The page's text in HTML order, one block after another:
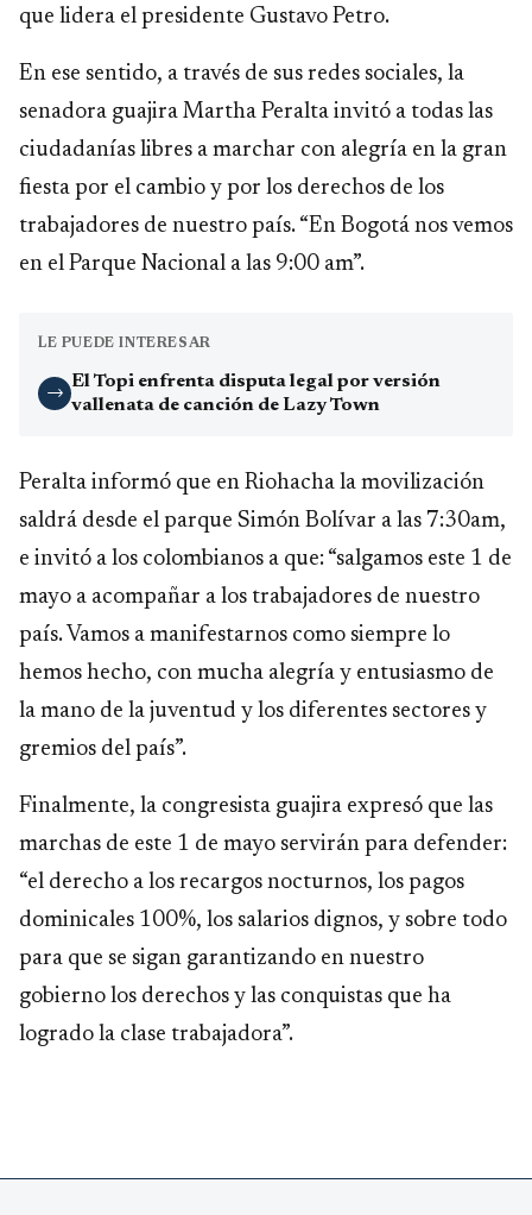
que lidera el presidente Gustavo Petro.
En ese sentido, a través de sus redes sociales, la
senadora guajira Martha Peralta invitó a todas las
ciudadanías libres a marchar con alegría en la gran
fiesta por el cambio y por los derechos de los
trabajadores de nuestro país. “En Bogotá nos vemos
en el Parque Nacional a las 9:00 am”.
LE PUEDE INTERESAR
→
El Topi enfrenta disputa legal por versión
vallenata de canción de Lazy Town
Peralta informó que en Riohacha la movilización
saldrá desde el parque Simón Bolívar a las 7:30am,
e invitó a los colombianos a que: “salgamos este 1 de
mayo a acompañar a los trabajadores de nuestro
país. Vamos a manifestarnos como siempre lo
hemos hecho, con mucha alegría y entusiasmo de
la mano de la juventud y los diferentes sectores y
gremios del país”.
Finalmente, la congresista guajira expresó que las
marchas de este 1 de mayo servirán para defender:
“el derecho a los recargos nocturnos, los pagos
dominicales 100%, los salarios dignos, y sobre todo
para que se sigan garantizando en nuestro
gobierno los derechos y las conquistas que ha
logrado la clase trabajadora”.